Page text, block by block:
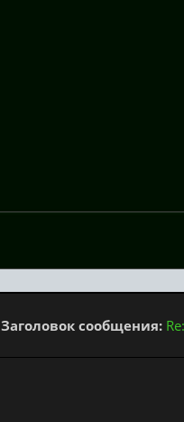
Заголовок сообщения: